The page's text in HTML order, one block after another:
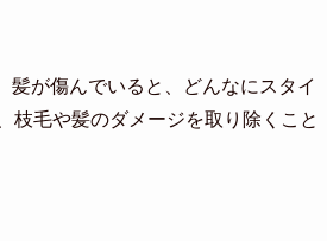
が傷んでいると、どんなにスタイ
枝毛や髪のダメージを取り除くこと